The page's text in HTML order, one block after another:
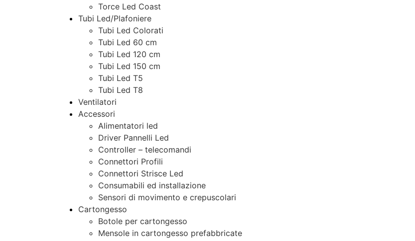
Torce Led Coast
Tubi Led/Plafoniere
Tubi Led Colorati
Tubi Led 60 cm
Tubi Led 120 cm
Tubi Led 150 cm
Tubi Led T5
Tubi Led T8
Ventilatori
Accessori
Alimentatori led
Driver Pannelli Led
Controller – telecomandi
Connettori Profili
Connettori Strisce Led
Consumabili ed installazione
Sensori di movimento e crepuscolari
Cartongesso
Botole per cartongesso
Mensole in cartongesso prefabbricate